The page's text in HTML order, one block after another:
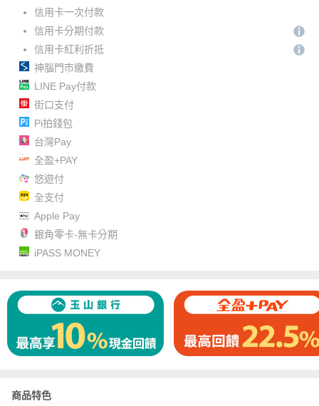
信用卡一次付款
信用卡分期付款
信用卡紅利折抵
神腦門市繳費
LINE Pay付款
街口支付
Pi拍錢包
台灣Pay
全盈+PAY
悠遊付
全支付
Apple Pay
銀角零卡-無卡分期
iPASS MONEY
商品特色